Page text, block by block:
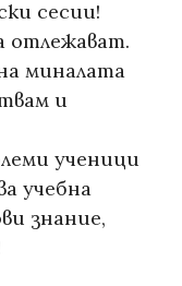
сесии!
отлежават.
миналата
и
ученици
учебна
знание,